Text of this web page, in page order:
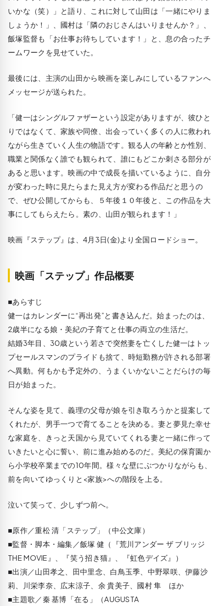
いかな（笑）」と語り、これに対して山田は「一緒にやりま
しょうか！」、國村は「隣のおじさんはいりませんか？」、
飯塚監督も「お仕事お待ちしています！」と、息の合ったチ
ームワークを見せていた。
最後には、主演の山田から映画を楽しみにしているファンへ
メッセージが送られた。
「健一はシングルファザーという設定がありますが、彼ひと
りではなくて、家族や同僚、出会っていく多くの人に救われ
ながら生きていく人生の物語です。観る人の年齢とか性別、
職業と関係なく誰でも観られて、誰にもどこか刺さる部分が
あると思います。映画の中で成長を描いているように、自分
が変わった時に見たらまた見え方が変わる作品だと思うの
で、ぜひ公開してからも、５年後１０年後と、この作品を大
事にしてもらえたら。素の、山田が観られます！」
映画『ステップ』は、4月3日(金)より全国ロードショー。
映画「ステップ」作品概要
■あらすじ
健一はカレンダーに“再出発”と書き込んだ。始まったのは、
2歳半になる娘・美紀の子育てと仕事の両立の生活だ。
結婚3年目、30歳という若さで突然妻を亡くした健一はトッ
プセールスマンのプライドも捨て、時短勤務が許される部署
へ異動。何もかも予定外の、うまくいかないことだらけの毎
日が始まった。
そんな姿を見て、義理の父母が娘を引き取ろうかと提案して
くれたが、男手一つで育てることを決める。妻と夢見た幸せ
な家庭を、きっと天国から見ていてくれる妻と一緒に作って
いきたいと心に誓い、前に進み始めるのだ。美紀の保育園か
ら小学校卒業までの10年間。様々な壁にぶつかりながらも、
前を向いてゆっくりと<家族>への階段を上る。
泣いて笑って、少しずつ前へ。
■原作／重松 清「ステップ」（中公文庫）
■監督・脚本・編集／飯塚 健（『荒川アンダー ザ ブリッジ
THE MOVIE』、『笑う招き猫』、『虹色デイズ』）
■出演／山田孝之、田中里念、白鳥玉季、中野翠咲、伊藤沙
莉、川栄李奈、広末涼子、余 貴美子、國村 隼 ほか
■主題歌／秦 基博「在る」（AUGUSTA